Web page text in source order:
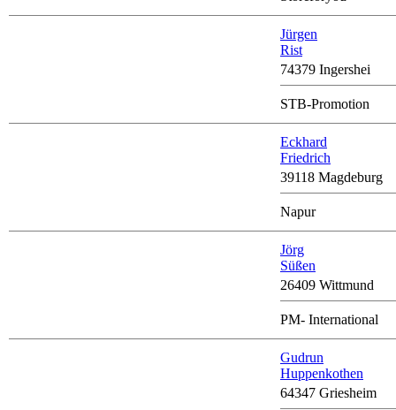
Jürgen
Rist
74379 Ingershei
STB-Promotion
Eckhard
Friedrich
39118 Magdeburg
Napur
Jörg
Süßen
26409 Wittmund
PM- International
Gudrun
Huppenkothen
64347 Griesheim